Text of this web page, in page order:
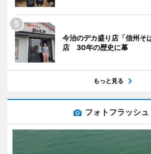
今治のデカ盛り店「信州そ
店 30年の歴史に幕
もっと見る
フォトフラッシュ